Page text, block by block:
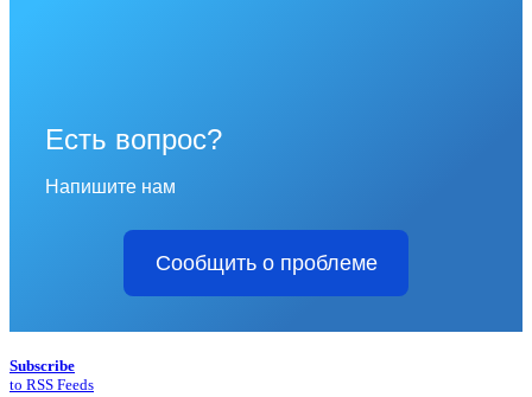
Есть вопрос?
Напишите нам
Сообщить о проблеме
Subscribe
to RSS Feeds